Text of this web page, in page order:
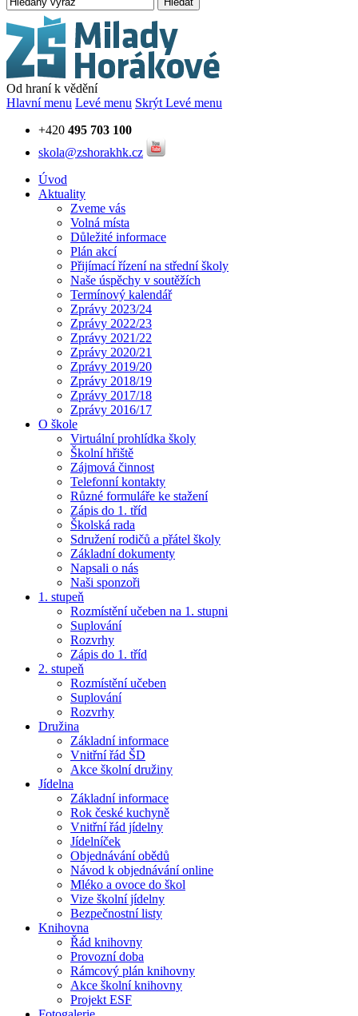
Od hraní k vědění
Hlavní menu Levé menu Skrýt Levé menu
+420 495 703 100
skola@zshorakhk.cz
Úvod
Aktuality
Zveme vás
Volná místa
Důležité informace
Plán akcí
Přijímací řízení na střední školy
Naše úspěchy v soutěžích
Termínový kalendář
Zprávy 2023/24
Zprávy 2022/23
Zprávy 2021/22
Zprávy 2020/21
Zprávy 2019/20
Zprávy 2018/19
Zprávy 2017/18
Zprávy 2016/17
O škole
Virtuální prohlídka školy
Školní hřiště
Zájmová činnost
Telefonní kontakty
Různé formuláře ke stažení
Zápis do 1. tříd
Školská rada
Sdružení rodičů a přátel školy
Základní dokumenty
Napsali o nás
Naši sponzoři
1. stupeň
Rozmístění učeben na 1. stupni
Suplování
Rozvrhy
Zápis do 1. tříd
2. stupeň
Rozmístění učeben
Suplování
Rozvrhy
Družina
Základní informace
Vnitřní řád ŠD
Akce školní družiny
Jídelna
Základní informace
Rok české kuchyně
Vnitřní řád jídelny
Jídelníček
Objednávání obědů
Návod k objednávání online
Mléko a ovoce do škol
Vize školní jídelny
Bezpečnostní listy
Knihovna
Řád knihovny
Provozní doba
Rámcový plán knihovny
Akce školní knihovny
Projekt ESF